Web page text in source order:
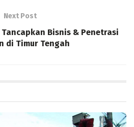
Next Post
Tancapkan Bisnis & Penetrasi
di Timur Tengah